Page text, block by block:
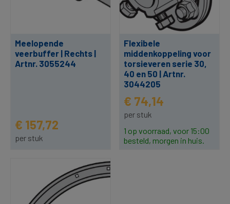
Meelopende
veerbuffer | Rechts |
Artnr. 3055244
€ 157,72
per stuk
Flexibele
middenkoppeling voor
torsieveren serie 30,
40 en 50 | Artnr.
3044205
€ 74,14
per stuk
1 op voorraad, voor 15:00
besteld, morgen in huis.